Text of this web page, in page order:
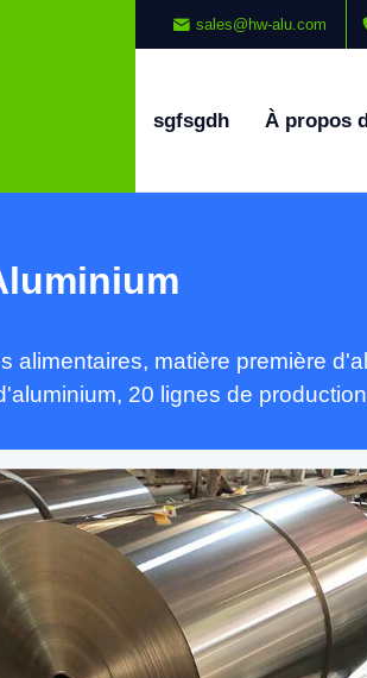
sales@hw-alu.com
sgfsgdh À propos
alimentaires, matière première
20 lignes de production